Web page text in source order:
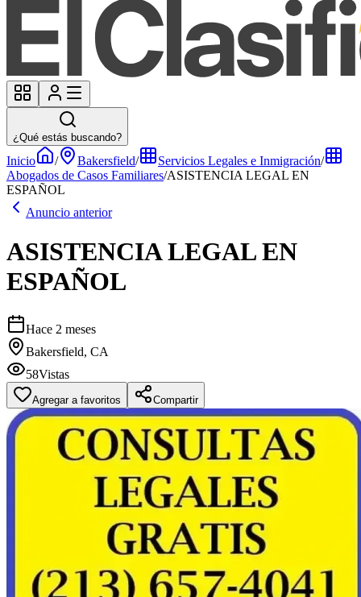
¿Qué estás buscando?
Inicio / Bakersfield/ Servicios Legales e Inmigración/
Abogados de Casos Familiares/ASISTENCIA LEGAL EN
ESPAÑOL
Anuncio anterior
ASISTENCIA LEGAL EN
ESPAÑOL
Hace 2 meses
Bakersfield, CA
58Vistas
Agregar a favoritos Compartir